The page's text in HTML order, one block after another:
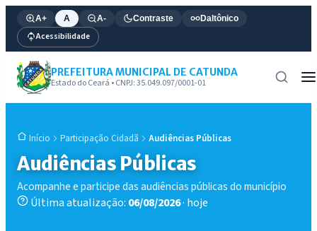
A+ A A- Contraste Daltônico
Acessibilidade
PREFEITURA MUNICIPAL DE CATUNDA
Estado do Ceará • CNPJ: 35.049.097/0001-01
Início Participação Cidadã Audiências Públicas
Audiências Públicas
Acompanhe e participe das audiências públicas do município
Última atualização: 06/08/2026· hoje